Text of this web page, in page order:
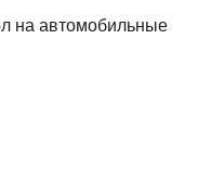
на автомобильные